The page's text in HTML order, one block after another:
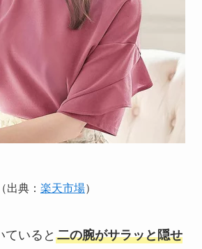
（出典： 楽天市場）
ていると 二の腕がサラッと隠せ